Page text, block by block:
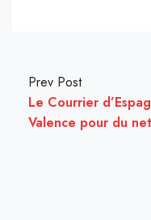
Prev Post
Le Courrier
Valence pour du